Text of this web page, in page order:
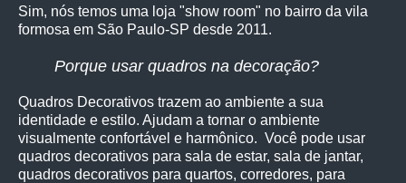
Sim, nós temos uma loja "show room" no bairro da vila
formosa em São Paulo-SP desde 2011.
Porque usar quadros na decoração?
Quadros Decorativos trazem ao ambiente a sua
identidade e estilo. Ajudam a tornar o ambiente
visualmente confortável e harmônico. Você pode usar
quadros decorativos para sala de estar, sala de jantar,
quadros decorativos para quartos, corredores, para